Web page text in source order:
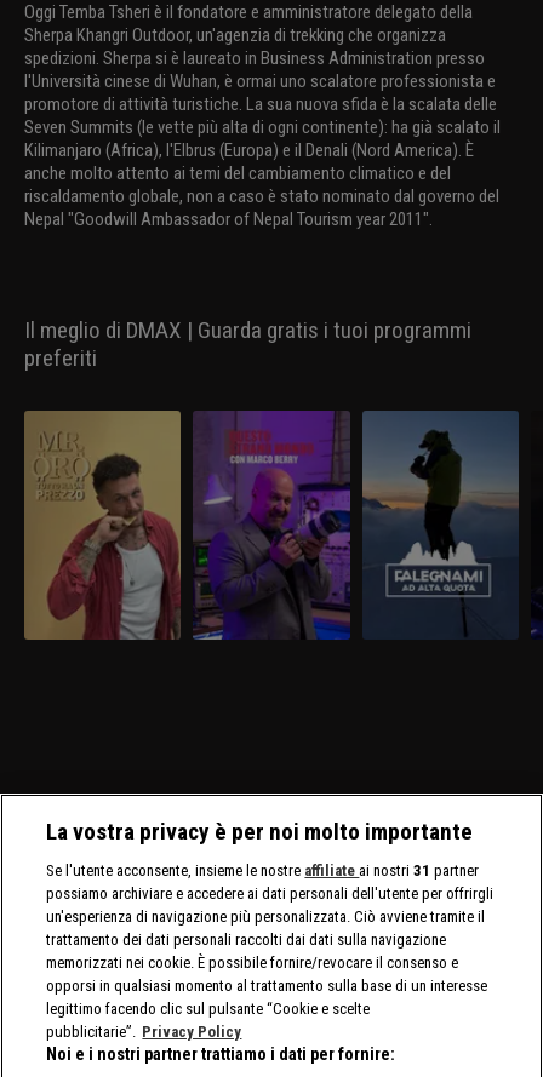
Oggi Temba Tsheri è il fondatore e amministratore delegato della
Sherpa Khangri Outdoor, un'agenzia di trekking che organizza
spedizioni. Sherpa si è laureato in Business Administration presso
l'Università cinese di Wuhan, è ormai uno scalatore professionista e
promotore di attività turistiche. La sua nuova sfida è la scalata delle
Seven Summits (le vette più alta di ogni continente): ha già scalato il
Kilimanjaro (Africa), l'Elbrus (Europa) e il Denali (Nord America). È
anche molto attento ai temi del cambiamento climatico e del
riscaldamento globale, non a caso è stato nominato dal governo del
Nepal "Goodwill Ambassador of Nepal Tourism year 2011".
Il meglio di DMAX | Guarda gratis i tuoi programmi
preferiti
La vostra privacy è per noi molto importante
Se l'utente acconsente, insieme le nostre affiliate ai nostri31 partner
possiamo archiviare e accedere ai dati personali dell'utente per offrirgli
un'esperienza di navigazione più personalizzata. Ciò avviene tramite il
trattamento dei dati personali raccolti dai dati sulla navigazione
memorizzati nei cookie. È possibile fornire/revocare il consenso e
opporsi in qualsiasi momento al trattamento sulla base di un interesse
legittimo facendo clic sul pulsante “Cookie e scelte
pubblicitarie”. Privacy Policy
Noi e i nostri partner trattiamo i dati per fornire: